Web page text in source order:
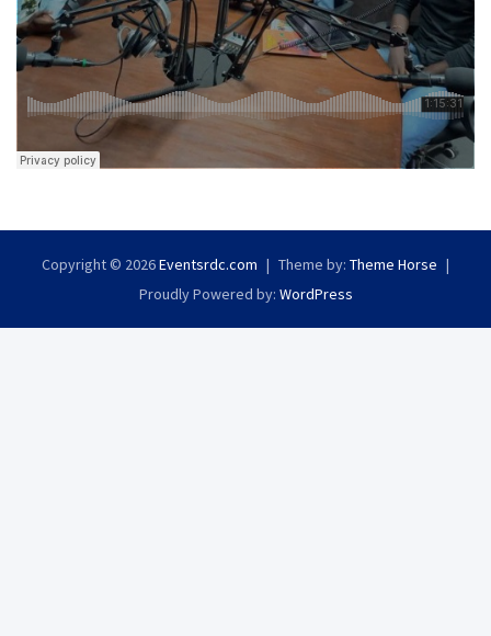
Copyright © 2026Eventsrdc.com Theme by: Theme Horse
Proudly Powered by: WordPress